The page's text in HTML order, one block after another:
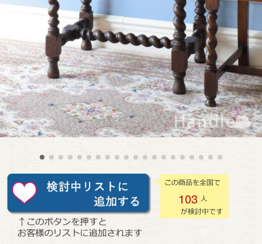
103